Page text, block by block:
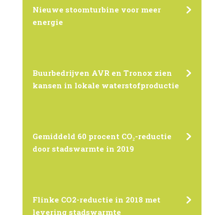
Nieuwe stoomturbine voor meer
energie
Buurbedrijven AVR en Tronox zien
kansen in lokale waterstofproductie
Gemiddeld 60 procent CO₂-reductie
door stadswarmte in 2019
Flinke CO2-reductie in 2018 met
levering stadswarmte